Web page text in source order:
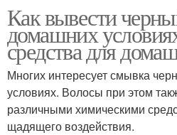
Как вывести
домашних
средства для
Многих интересует смывка
условиях. Волосы при этом
различными химическими
щадящего воздействия.